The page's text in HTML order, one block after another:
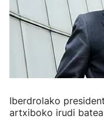
Iberdrolako
artxiboko irudi